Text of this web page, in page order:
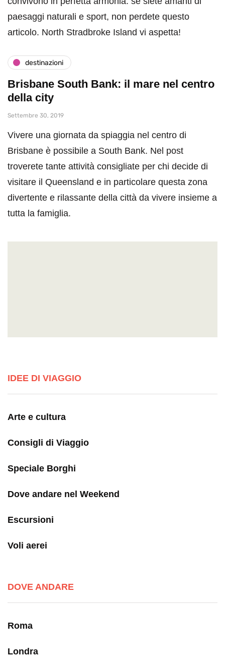
paesaggi naturali e sport, non perdete questo
articolo. North Stradbroke Island vi aspetta!
destinazioni
Brisbane South Bank: il mare nel centro
della city
Settembre 30, 2019
Vivere una giornata da spiaggia nel centro di
Brisbane è possibile a South Bank. Nel post
troverete tante attività consigliate per chi decide di
visitare il Queensland e in particolare questa zona
divertente e rilassante della città da vivere insieme a
tutta la famiglia.
IDEE DI VIAGGIO
Arte e cultura
Consigli di Viaggio
Speciale Borghi
Dove andare nel Weekend
Escursioni
Voli aerei
DOVE ANDARE
Roma
Londra